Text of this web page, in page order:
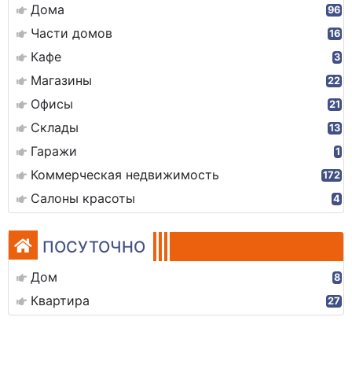
Дома 96
Части домов 16
Кафе 3
Магазины 22
Офисы 21
Склады 13
Гаражи 1
Коммерческая недвижимость 172
Салоны красоты 4
ПОСУТОЧНО
Дом 8
Квартира 27